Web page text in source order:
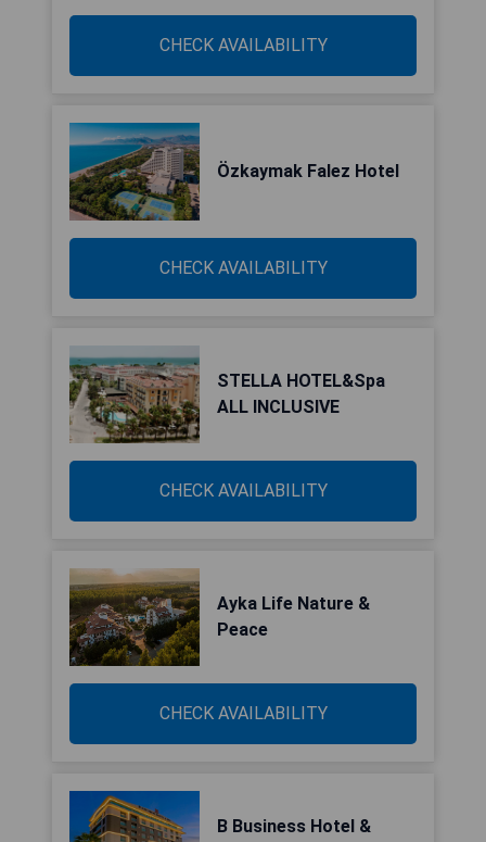
CHECK AVAILABILITY
Özkaymak Falez Hotel
CHECK AVAILABILITY
STELLA HOTEL&Spa
ALL INCLUSIVE
CHECK AVAILABILITY
Ayka Life Nature &
Peace
CHECK AVAILABILITY
B Business Hotel &